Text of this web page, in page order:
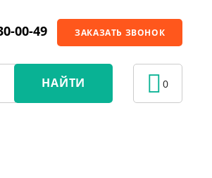
00-49 ЗАКАЗАТЬ ЗВОНОК
НАЙТИ 0